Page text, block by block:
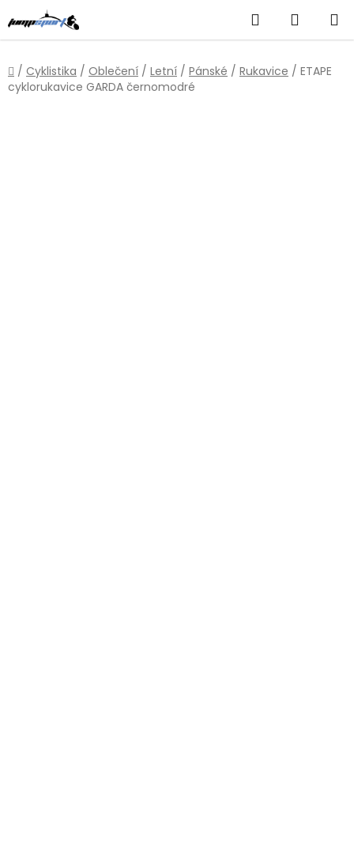
na
obsah
Hledat
KOŠÍK
Domů
/ Cyklistika / Oblečení / Letní / Pánské / Rukavice / ETAPE
cyklorukavice GARDA černomodré